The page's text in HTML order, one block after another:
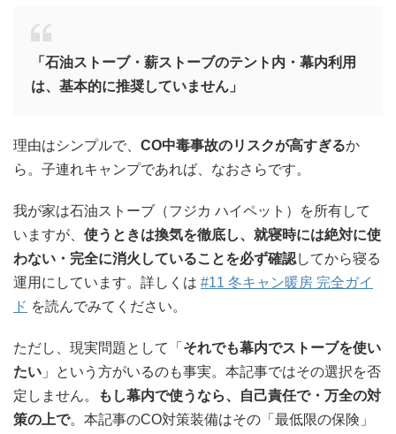
「石油ストーブ・薪ストーブのテント内・幕内利用
は、基本的に推奨していません」
理由はシンプルで、 CO中毒事故のリスクが高すぎるか
ら。子連れキャンプであれば、なおさらです。
我が家は石油ストーブ（フジカ ハイペット）を所有して
いますが、 使うときは換気を徹底し、就寝時には絶対に使
わない・完全に消火していることを必ず確認してから寝る
運用にしています。詳しくは #11 冬キャン暖房 完全ガイ
ド を読んでみてください。
ただし、現実問題として「 それでも幕内でストーブを使い
たい 」という方がいるのも事実。本記事ではその選択を否
定しません。
もし幕内で使うなら、自己責任で・万全の対
策の上で。本記事のCO対策装備はその「最低限の保険」